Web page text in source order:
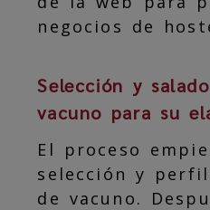
negocios de
Selección y
vacuno para su
El proceso
selección y
de vacuno.